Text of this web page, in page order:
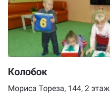
Колобок
Мориса Тореза, 144, 2 этаж